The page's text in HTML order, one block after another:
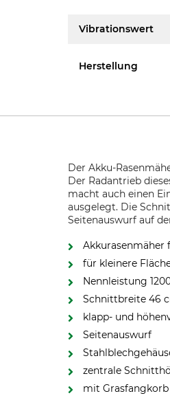
Vibrationswert
Herstellung
Der Akku-
Der Radantrieb
macht auch einen
ausgelegt. Die
Seitenauswurf auf
für kleinere
Nennleistung
Schnittbreite 46
klapp- und
Seitenauswurf
zentrale
mit Grasfangkorb